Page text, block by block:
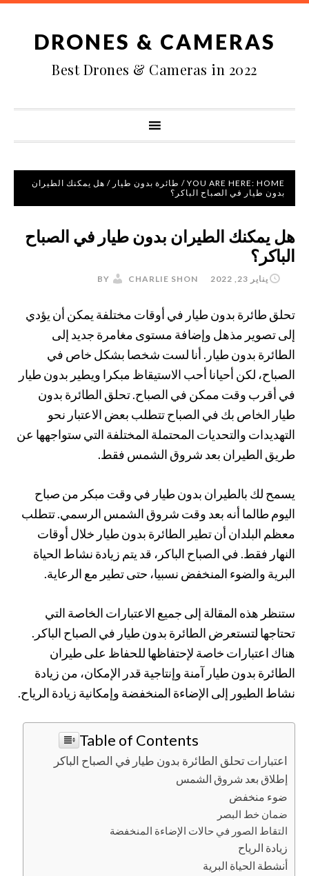
DRONES & CAMERAS
Best Drones & Cameras in 2022
YOU ARE HERE: HOME
/ طائرة بدون طيار / هل يمكنك الطيران
بدون طيار في الصباح الباكر؟
هل يمكنك الطيران بدون طيار في الصباح
الباكر؟
يناير 23, 2022 CHARLIE SHON
تحلق طائرة بدون طيار في أوقات مختلفة يمكن أن يؤدي
إلى تصوير مذهل وإضافة مستوى مغامرة جديد إلى
الطائرة بدون طيار. أنا لست شخصا بشكل خاص في
الصباح، لكن أحيانا أحب الاستيقاظ مبكرا ويطير بدون طيار
في أقرب وقت ممكن في الصباح. تحلق الطائرة بدون
طيار الخاص بك في الصباح تتطلب بعض الاعتبار نحو
التهديدات والتحديات المحتملة المختلفة التي ستواجهها عن
طريق الطيران بعد شروق الشمس فقط.
يسمح لك بالطيران بدون طيار في وقت مبكر من صباح
اليوم طالما أنه بعد وقت شروق الشمس الرسمي. تتطلب
معظم البلدان أن تطير الطائرة بدون طيار خلال أوقات
النهار فقط. في الصباح الباكر، قد يتم زيادة نشاط الحياة
البرية والضوء المنخفض نسبيا، حتى تطير مع الرعاية.
ستنظر هذه المقالة إلى جميع الاعتبارات الخاصة التي
تحتاجها لتستعرض الطائرة بدون طيار في الصباح الباكر.
هناك اعتبارات خاصة لإحتفاظها للحفاظ على طيران
الطائرة بدون طيار آمنة وإنتاجية قدر الإمكان، من زيادة
نشاط الطيور إلى الإضاءة المنخفضة وإمكانية زيادة الرياح.
Table of Contents
اعتبارات تحلق الطائرة بدون طيار في الصباح الباكر
إطلاق بعد شروق الشمس
ضوء منخفض
ضمان خط البصر
التقاط الصور في حالات الإضاءة المنخفضة
زيادة الرياح
أنشطة الحياة البرية